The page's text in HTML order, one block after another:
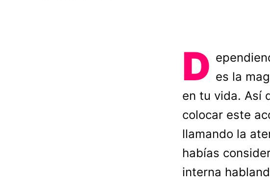
D es la
en tu vida. Así
colocar este
llamando la
habías
interna